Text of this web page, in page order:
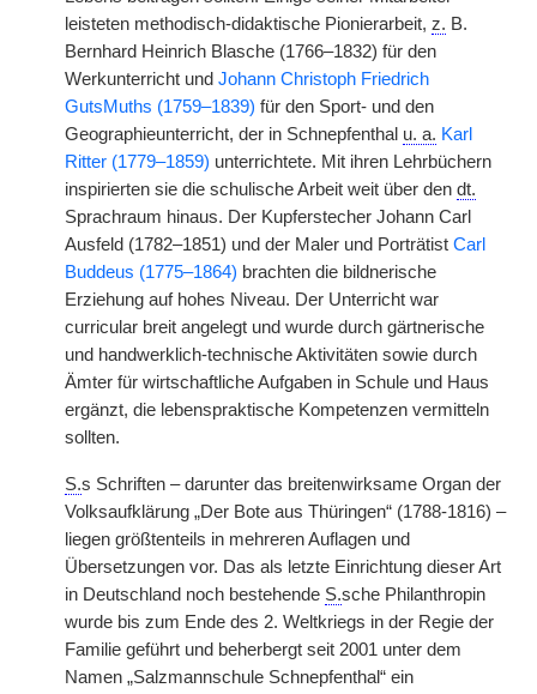
leisteten methodisch-didaktische Pionierarbeit, z. B.
Bernhard Heinrich Blasche (1766–1832) für den
Werkunterricht und Johann Christoph Friedrich
GutsMuths (1759–1839) für den Sport- und den
Geographieunterricht, der in Schnepfenthal u. a. Karl
Ritter (1779–1859) unterrichtete. Mit ihren Lehrbüchern
inspirierten sie die schulische Arbeit weit über den dt.
Sprachraum hinaus. Der Kupferstecher Johann Carl
Ausfeld (1782–1851) und der Maler und Porträtist Carl
Buddeus (1775–1864) brachten die bildnerische
Erziehung auf hohes Niveau. Der Unterricht war
curricular breit angelegt und wurde durch gärtnerische
und handwerklich-technische Aktivitäten sowie durch
Ämter für wirtschaftliche Aufgaben in Schule und Haus
ergänzt, die lebenspraktische Kompetenzen vermitteln
sollten.
S.s Schriften – darunter das breitenwirksame Organ der
Volksaufklärung „Der Bote aus Thüringen“ (1788-1816) –
liegen größtenteils in mehreren Auflagen und
Übersetzungen vor. Das als letzte Einrichtung dieser Art
in Deutschland noch bestehende S.sche Philanthropin
wurde bis zum Ende des 2. Weltkriegs in der Regie der
Familie geführt und beherbergt seit 2001 unter dem
Namen „Salzmannschule Schnepfenthal“ ein